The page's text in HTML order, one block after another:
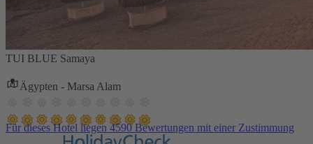
TUI BLUE Samaya
Ägypten - Marsa Alam
Für dieses Hotel liegen 4590 Bewertungen mit einer Zustimmung